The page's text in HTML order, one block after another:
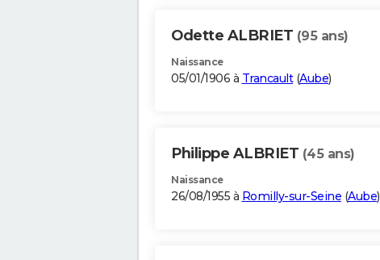
Odette ALBRIET (95 ans)
Naissance
05/01/1906 à Trancault(Aube)
Philippe ALBRIET (45 ans)
Naissance
26/08/1955 à Romilly-sur-Seine (Aube)